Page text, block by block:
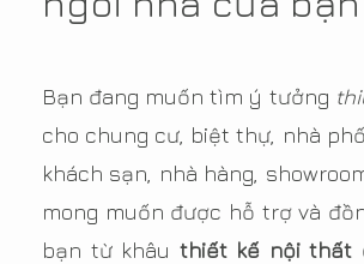
Bạn đang muốn tìm ý tưởng
cho chung cư, biệt thự, nhà
khách sạn, nhà hàng,
mong muốn được hỗ trợ và
bạn từ khâu thiết kế nội thất